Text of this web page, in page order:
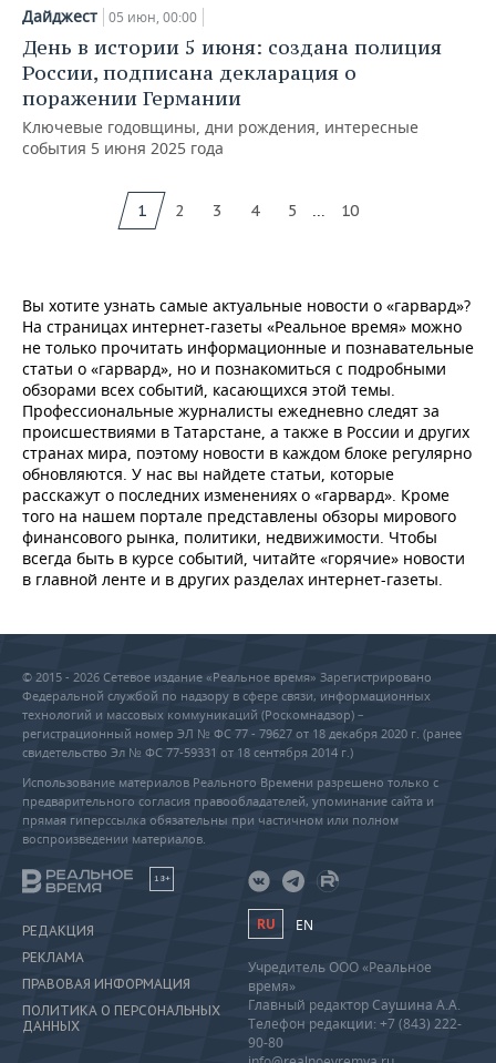
Дайджест 05 июн, 00:00
День в истории 5 июня: создана полиция
России, подписана декларация о
поражении Германии
Ключевые годовщины, дни рождения, интересные
события 5 июня 2025 года
1 2 3 4 5 ... 10
Вы хотите узнать самые актуальные новости о «гарвард»?
На страницах интернет-газеты «Реальное время» можно
не только прочитать информационные и познавательные
статьи о «гарвард», но и познакомиться с подробными
обзорами всех событий, касающихся этой темы.
Профессиональные журналисты ежедневно следят за
происшествиями в Татарстане, а также в России и других
странах мира, поэтому новости в каждом блоке регулярно
обновляются. У нас вы найдете статьи, которые
расскажут о последних изменениях о «гарвард». Кроме
того на нашем портале представлены обзоры мирового
финансового рынка, политики, недвижимости. Чтобы
всегда быть в курсе событий, читайте «горячие» новости
в главной ленте и в других разделах интернет-газеты.
© 2015 - 2026 Сетевое издание «Реальное время» Зарегистрировано
Федеральной службой по надзору в сфере связи, информационных
технологий и массовых коммуникаций (Роскомнадзор) –
регистрационный номер ЭЛ № ФС 77 - 79627 от 18 декабря 2020 г. (ранее
свидетельство Эл № ФС 77-59331 от 18 сентября 2014 г.)
Использование материалов Реального Времени разрешено только с
предварительного согласия правообладателей, упоминание сайта и
прямая гиперссылка обязательны при частичном или полном
воспроизведении материалов.
18+
РЕДАКЦИЯ
РЕКЛАМА
ПРАВОВАЯ ИНФОРМАЦИЯ
ПОЛИТИКА О ПЕРСОНАЛЬНЫХ
ДАННЫХ
RU EN
Учредитель ООО «Реальное
время»
Главный редактор Саушина А.А.
Телефон редакции: +7 (843) 222-
90-80